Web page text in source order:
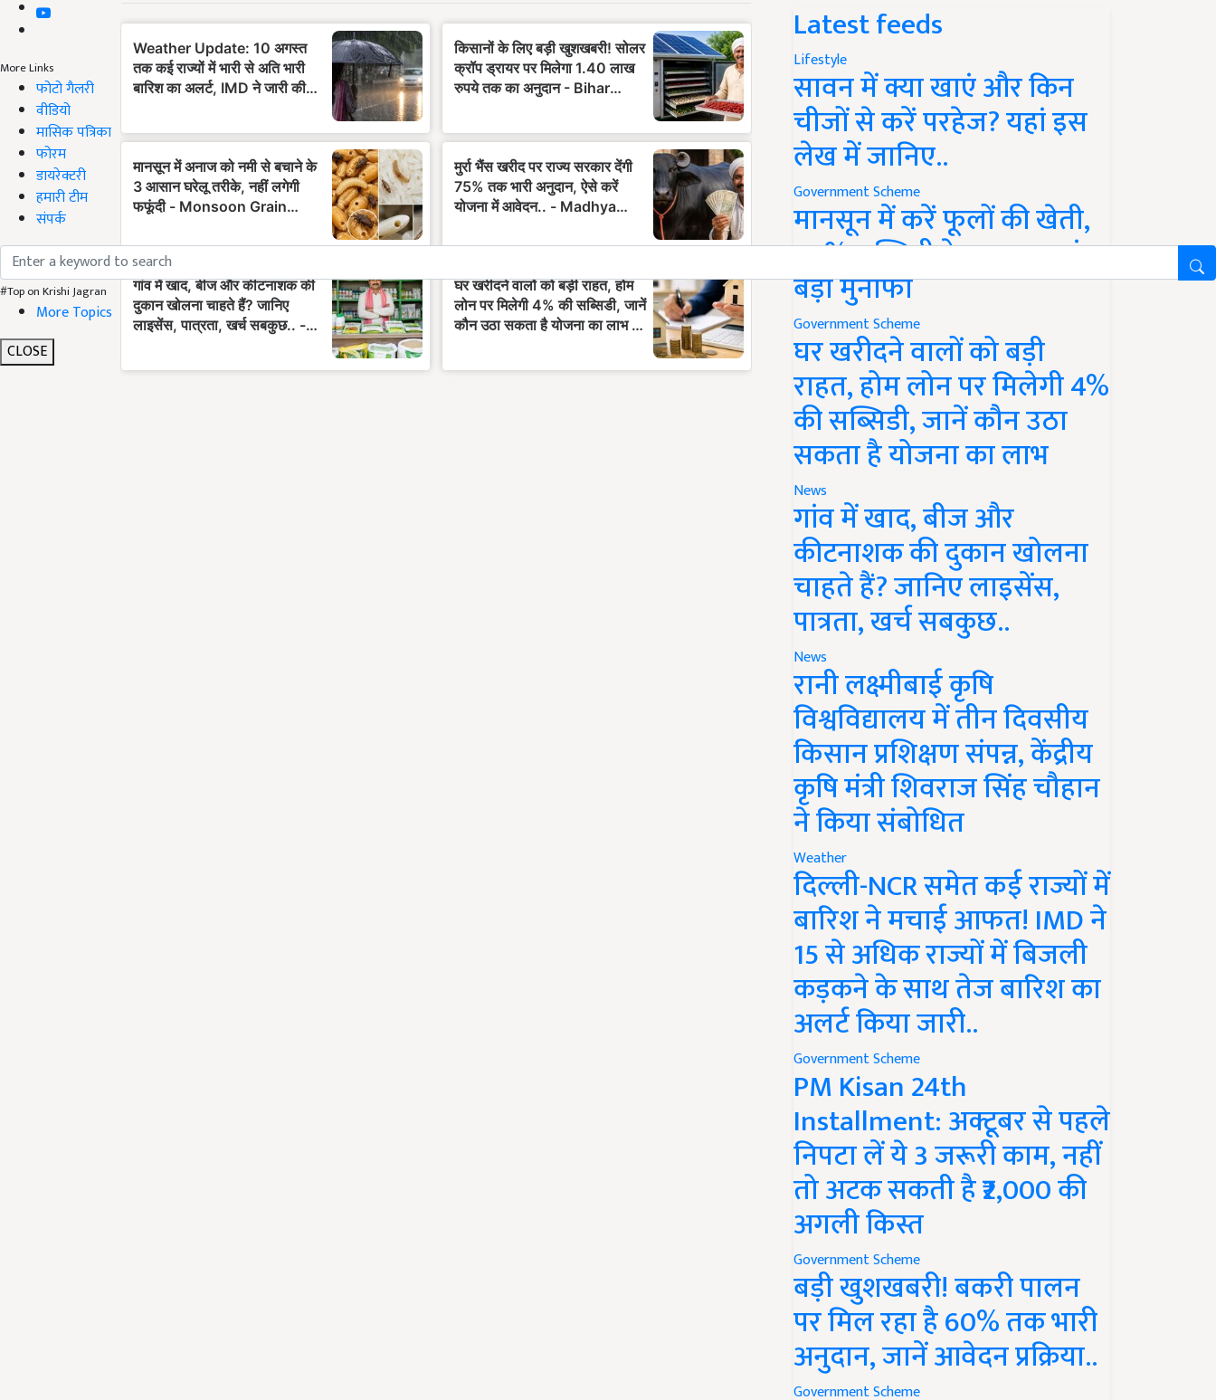
More Links
फोटो गैलरी
वीडियो
मासिक पत्रिका
फोरम
डायरेक्टरी
हमारी टीम
संपर्क
#Top on Krishi Jagran
More Topics
CLOSE
Latest feeds
Lifestyle
सावन में क्या खाएं और किन
चीजों से करें परहेज? यहां इस
लेख में जानिए..
Government Scheme
मानसून में करें फूलों की खेती,
50% सब्सिडी के साथ कमाएं
बड़ा मुनाफा
Government Scheme
घर खरीदने वालों को बड़ी
राहत, होम लोन पर मिलेगी 4%
की सब्सिडी, जानें कौन उठा
सकता है योजना का लाभ
News
गांव में खाद, बीज और
कीटनाशक की दुकान खोलना
चाहते हैं? जानिए लाइसेंस,
पात्रता, खर्च सबकुछ..
News
रानी लक्ष्मीबाई कृषि
विश्वविद्यालय में तीन दिवसीय
किसान प्रशिक्षण संपन्न, केंद्रीय
कृषि मंत्री शिवराज सिंह चौहान
ने किया संबोधित
Weather
दिल्ली-NCR समेत कई राज्यों में
बारिश ने मचाई आफत! IMD ने
15 से अधिक राज्यों में बिजली
कड़कने के साथ तेज बारिश का
अलर्ट किया जारी..
Government Scheme
PM Kisan 24th
Installment: अक्टूबर से पहले
निपटा लें ये 3 जरूरी काम, नहीं
तो अटक सकती है ₹2,000 की
अगली किस्त
Government Scheme
बड़ी खुशखबरी! बकरी पालन
पर मिल रहा है 60% तक भारी
अनुदान, जानें आवेदन प्रक्रिया..
Government Scheme